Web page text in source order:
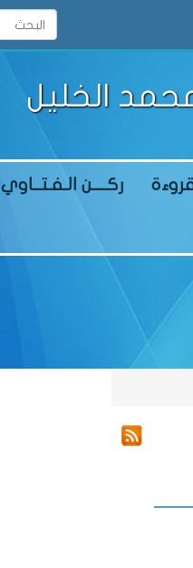
الخليل
ركــــن الـفـتــاوي